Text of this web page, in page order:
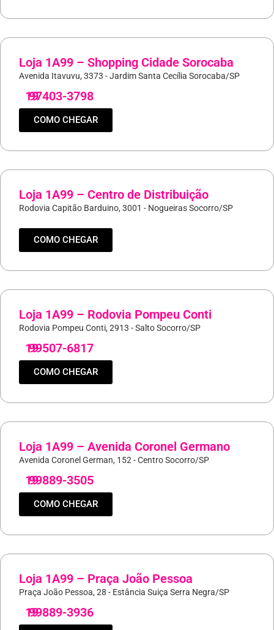
Loja 1A99 – Shopping Cidade Sorocaba
Avenida Itavuvu, 3373 - Jardim Santa Cecília Sorocaba/SP
19
97403-3798
COMO CHEGAR
Loja 1A99 – Centro de Distribuição
Rodovia Capitão Barduino, 3001 - Nogueiras Socorro/SP
COMO CHEGAR
Loja 1A99 – Rodovia Pompeu Conti
Rodovia Pompeu Conti, 2913 - Salto Socorro/SP
19
99507-6817
COMO CHEGAR
Loja 1A99 – Avenida Coronel Germano
Avenida Coronel German, 152 - Centro Socorro/SP
19
99889-3505
COMO CHEGAR
Loja 1A99 – Praça João Pessoa
Praça João Pessoa, 28 - Estância Suiça Serra Negra/SP
19
99889-3936